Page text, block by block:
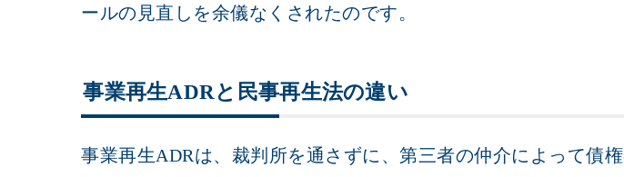
ールの見直しを余儀なくされたのです。
事業再生ADRと民事再生法の違い
事業再生ADRは、裁判所を通さずに、第三者の仲介によって債